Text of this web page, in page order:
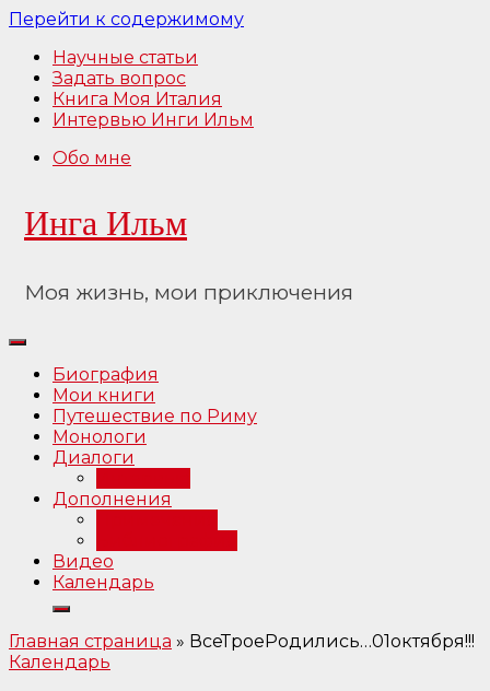
Перейти к содержимому
Научные статьи
Задать вопрос
Книга Моя Италия
Интервью Инги Ильм
Обо мне
Инга Ильм
Моя жизнь, мои приключения
Биография
Мои книги
Путешествие по Риму
Монологи
Диалоги
Дополнения
Видео
Календарь
Главная страница » ВсеТроеРодились…01октября!!!
Календарь